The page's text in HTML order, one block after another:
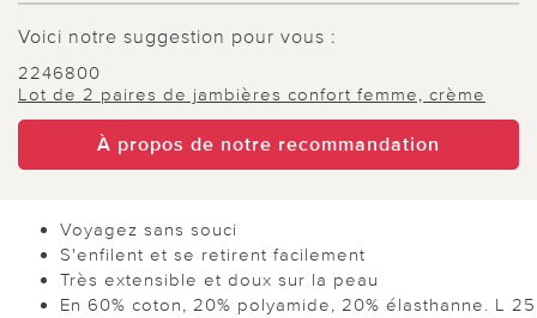
Voici notre suggestion pour vous :
2246800
Lot de 2 paires de jambières confort femme, crème
À propos de notre recommandation
Voyagez sans souci
S'enfilent et se retirent facilement
Très extensible et doux sur la peau
En 60% coton, 20% polyamide, 20% élasthanne. L 25